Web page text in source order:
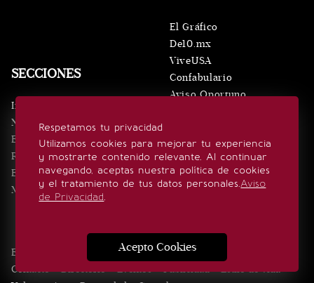
Respetamos tu privacidad
Utilizamos cookies para mejorar tu experiencia
y mostrarte contenido relevante. Al continuar
navegando, aceptas nuestra política de cookies
y el tratamiento de tus datos personales.Aviso
de Privacidad.
Acepto Cookies
SECCIONES
Inicio
Noticias
Eventos
Realeza
Estilo de vida
Minuto x Minuto
El Gráfico
De10.mx
ViveUSA
Confabulario
Aviso Oportuno
SÍGUENOS
Edición Impresa Noticias Quiénes somos
Contacto
Directorio Eventos Publicidad
Estilo de vida